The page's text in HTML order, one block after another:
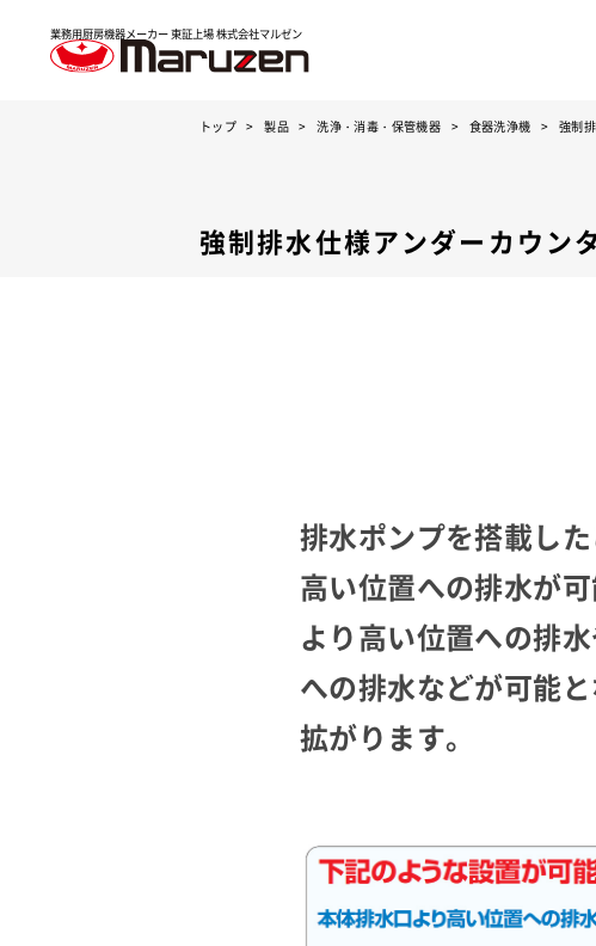
業務用厨房機器メーカー 東証上場株式会社マルゼン
トップ 製品 洗浄・消毒・保管機器 食器洗浄機 強制
強制排水仕様アンダーカウン
排水ポンプを搭載し
高い位置への排水が
より高い位置への排
への排水などが可能
拡がります。